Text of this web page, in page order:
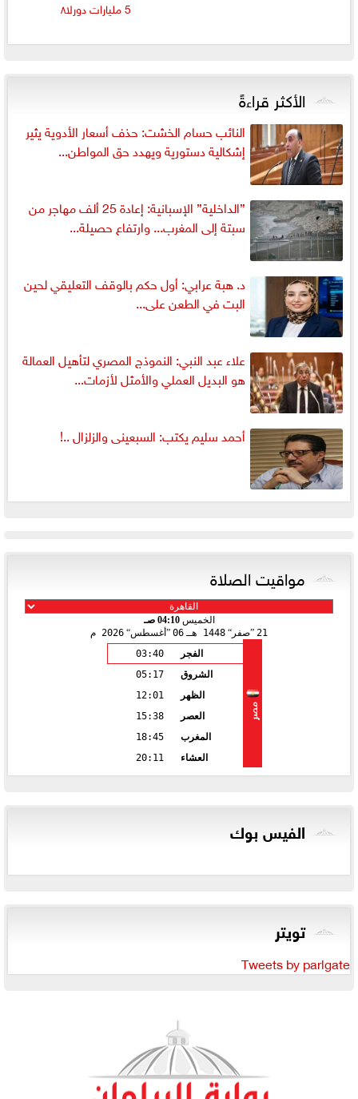
5 مليارات دورلا٨
الأكثر قراءةً
النائب حسام الخشت: حذف أسعار الأدوية يثير
إشكالية دستورية ويهدد حق المواطن...
”الداخلية” الإسبانية: إعادة 25 ألف مهاجر من
سبتة إلى المغرب... وارتفاع حصيلة...
د. هبة عرابي: أول حكم بالوقف التعليقي لحين
البت في الطعن على...
علاء عبد النبي: النموذج المصري لتأهيل العمالة
هو البديل العملي والأمثل لأزمات...
أحمد سليم يكتب: السبعينى والزلزال ..!
مواقيت الصلاة
الخميس04:10 صـ
21 صفر 1448 هـ 06 أغسطس 2026 م
مصر
الفجر
03:40
الشروق
05:17
الظهر
12:01
العصر
15:38
المغرب
18:45
العشاء
20:11
الفيس بوك
تويتر
Tweets by parlgate